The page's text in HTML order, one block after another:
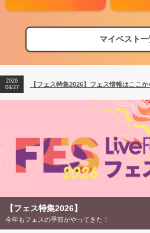
マイベスト
【フェス特集2026】フェス情報はここか
【ライブ動員ランキング】2026年上半期
2026
04/27
【フェス特集2026】フェス情報はここか
2026
【ライブ動員ランキング】2026年上半期
【ライブ動員ランキング 2026年上半期
LiveFans調べのオリジナルランキング！